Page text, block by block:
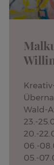
Wald-
23.-
20.-
06.-
05.-